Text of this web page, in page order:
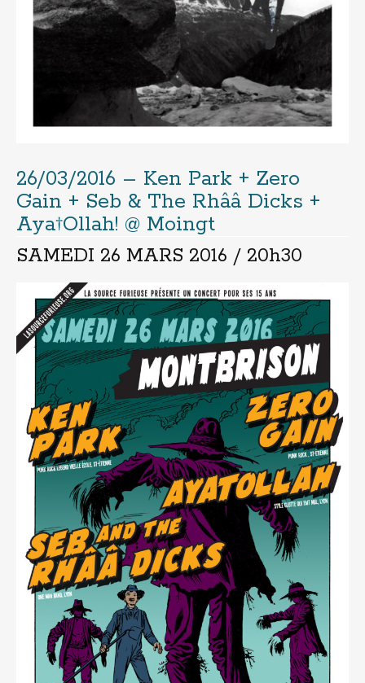
26/03/2016 – Ken Park + Zero
Gain + Seb & The Rhââ Dicks +
Aya†Ollah! @ Moingt
SAMEDI 26 MARS 2016 / 20h30